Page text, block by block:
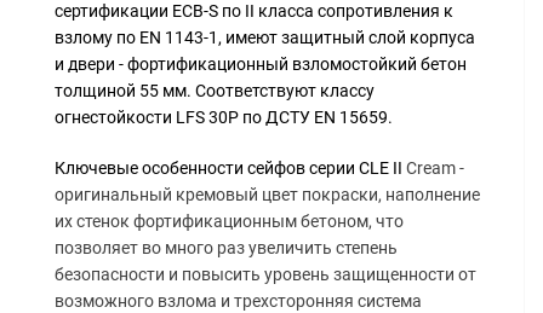
сертификации ECB-S по II класса сопротивления к
взлому по EN 1143-1, имеют защитный слой корпуса
и двери - фортификационный взломостойкий бетон
толщиной 55 мм. Соответствуют классу
огнестойкости LFS 30P по ДСТУ EN 15659.
Ключевые особенности сейфов серии CLE II Cream -
оригинальный кремовый цвет покраски, наполнение
их стенок фортификационным бетоном, что
позволяет во много раз увеличить степень
безопасности и повысить уровень защищенности от
возможного взлома и трехсторонняя система